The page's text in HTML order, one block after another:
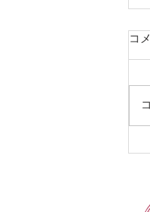
コ